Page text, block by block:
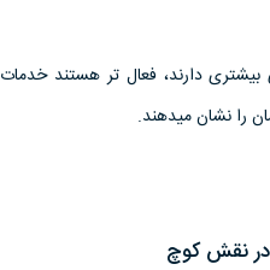
دارند، فعال تر هستند خدمات
را نشان میدهند.
در نقش کوچ